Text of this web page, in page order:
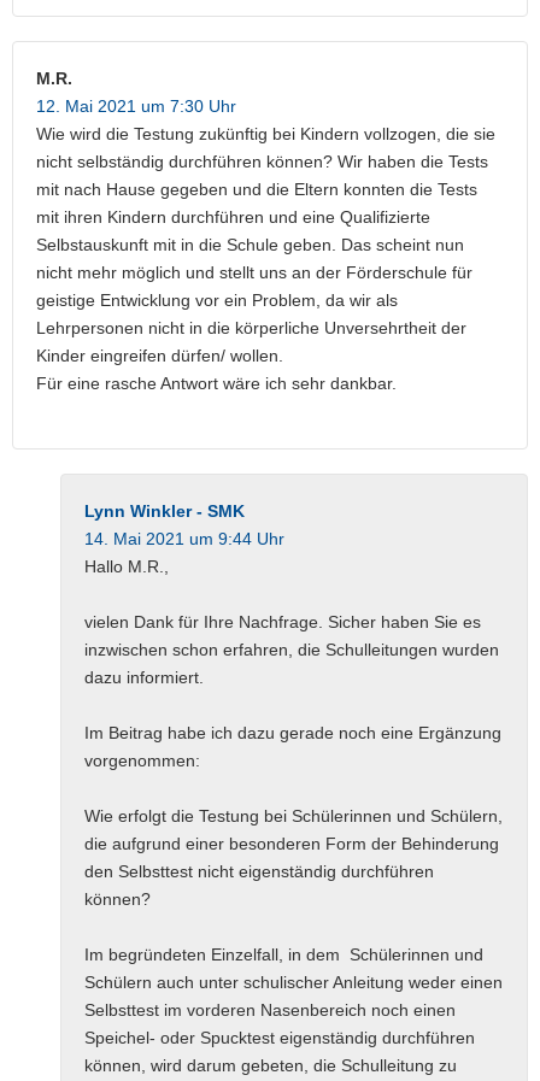
M.R.
12. Mai 2021 um 7:30 Uhr
Wie wird die Testung zukünftig bei Kindern vollzogen, die sie
nicht selbständig durchführen können? Wir haben die Tests
mit nach Hause gegeben und die Eltern konnten die Tests
mit ihren Kindern durchführen und eine Qualifizierte
Selbstauskunft mit in die Schule geben. Das scheint nun
nicht mehr möglich und stellt uns an der Förderschule für
geistige Entwicklung vor ein Problem, da wir als
Lehrpersonen nicht in die körperliche Unversehrtheit der
Kinder eingreifen dürfen/ wollen.
Für eine rasche Antwort wäre ich sehr dankbar.
Lynn Winkler - SMK
14. Mai 2021 um 9:44 Uhr
Hallo M.R.,
vielen Dank für Ihre Nachfrage. Sicher haben Sie es
inzwischen schon erfahren, die Schulleitungen wurden
dazu informiert.
Im Beitrag habe ich dazu gerade noch eine Ergänzung
vorgenommen:
Wie erfolgt die Testung bei Schülerinnen und Schülern,
die aufgrund einer besonderen Form der Behinderung
den Selbsttest nicht eigenständig durchführen
können?
Im begründeten Einzelfall, in dem Schülerinnen und
Schülern auch unter schulischer Anleitung weder einen
Selbsttest im vorderen Nasenbereich noch einen
Speichel- oder Spucktest eigenständig durchführen
können, wird darum gebeten, die Schulleitung zu